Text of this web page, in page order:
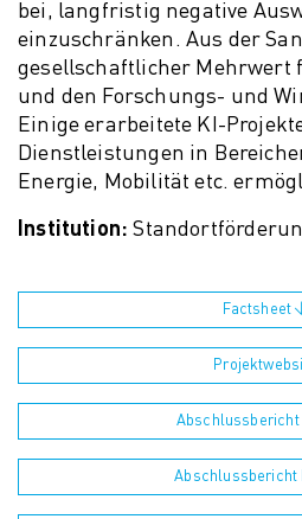
bei, langfristig negative
einzuschränken. Aus der
gesellschaftlicher Mehrwert
und den Forschungs- und
Einige erarbeitete KI-
Dienstleistungen in
Energie, Mobilität etc.
Institution:
Factsheet
Abschlussbericht
Abschlussbericht